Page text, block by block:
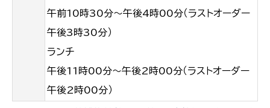
午前10時30分～午後4時00分（ラストオーダー
午後3時30分）
ランチ
午後11時00分～午後2時00分（ラストオーダー
午後2時00分）